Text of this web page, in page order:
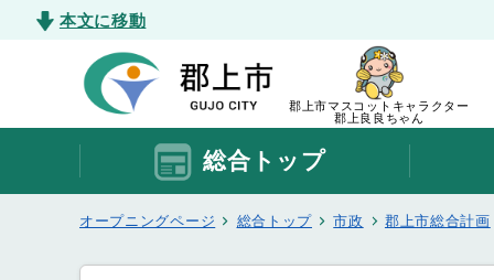
本文に移動
郡上市マスコットキャラクター
郡上良良ちゃん
総合トップ
オープニングページ 総合トップ 市政 郡上市総合計画